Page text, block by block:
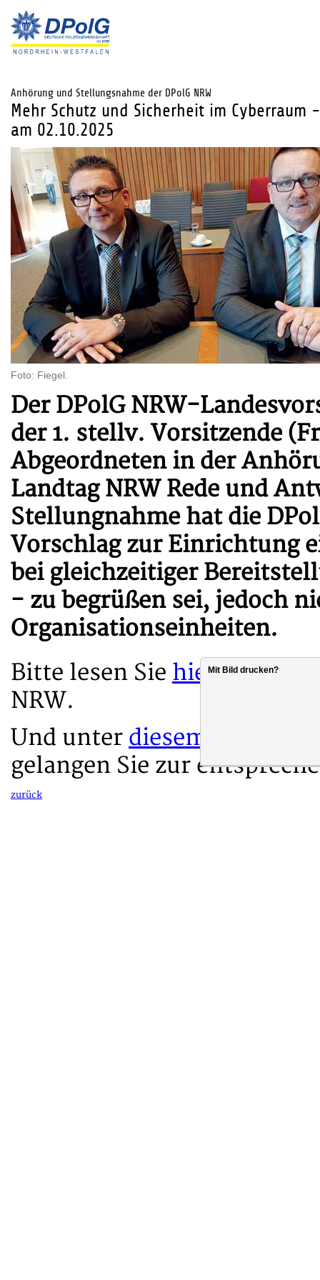
Anhörung und Stellungsnahme der DPolG NRW
Mehr Schutz und Sicherheit im
am 02.10.2025
Foto: Fiegel.
Der DPolG NRW-
der 1. stellv. Vorsitzende
Abgeordneten in der
Landtag NRW Rede und
Stellungnahme hat die
Vorschlag zur Einrichtung
bei gleichzeitiger
- zu begrüßen sei, jedoch
Organisationseinheiten.
Bitte lesen Sie hierdie
NRW.
Und unter diesem Link
gelangen Sie zur
zurück
Mit Bild drucken?